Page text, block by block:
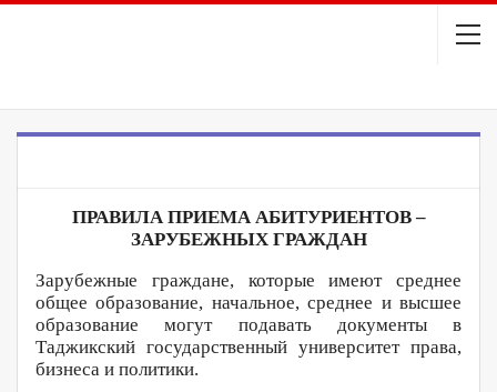
ПРАВИЛА ПРИЕМА АБИТУРИЕНТОВ –
ЗАРУБЕЖНЫХ ГРАЖДАН
Зарубежные граждане, которые имеют среднее
общее образование, начальное, среднее и высшее
образование могут подавать документы в
Таджикский государственный университет права,
бизнеса и политики.